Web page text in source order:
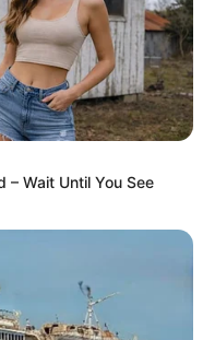
– Wait Until You See